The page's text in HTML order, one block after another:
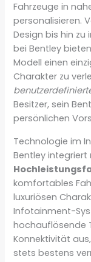
Fahrzeuge in
personalisieren.
Design bis hin zu
bei Bentley
Modell einen
Charakter zu
Besitzer, sein
persönlichen
Technologie im
Bentley
komfortables
luxuriösen
Infotainment-
hochauflösende
Konnektivität
stets bestens